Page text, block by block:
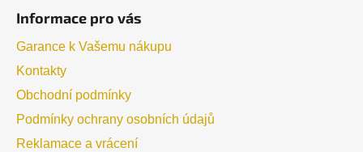
Informace pro vás
Garance k Vašemu nákupu
Kontakty
Obchodní podmínky
Podmínky ochrany osobních údajů
Reklamace a vrácení